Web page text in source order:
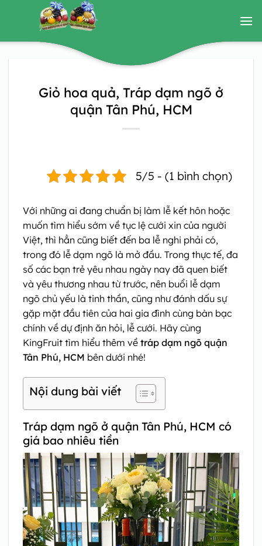
Giỏ hoa quả, Tráp dạm ngõ ở
quận Tân Phú, HCM
5/5 - (1 bình chọn)
Với những ai đang chuẩn bị làm lễ kết hôn hoặc
muốn tìm hiểu sớm về tục lệ cưới xin của người
Việt, thì hẳn cũng biết đến ba lễ nghi phải có,
trong đó lễ dạm ngõ là mở đầu. Trong thực tế, đa
số các bạn trẻ yêu nhau ngày nay đã quen biết
và yêu thương nhau từ trước, nên buổi lễ dạm
ngõ chủ yếu là tinh thần, cũng như đánh dấu sự
gặp mặt đầu tiên của hai gia đình cùng bàn bạc
chính về dự định ăn hỏi, lễ cưới. Hãy cùng
KingFruit tìm hiểu thêm về tráp dạm ngõ quận
Tân Phú, HCM bên dưới nhé!
Nội dung bài viết
Tráp dạm ngõ ở quận Tân Phú, HCM có
giá bao nhiêu tiền